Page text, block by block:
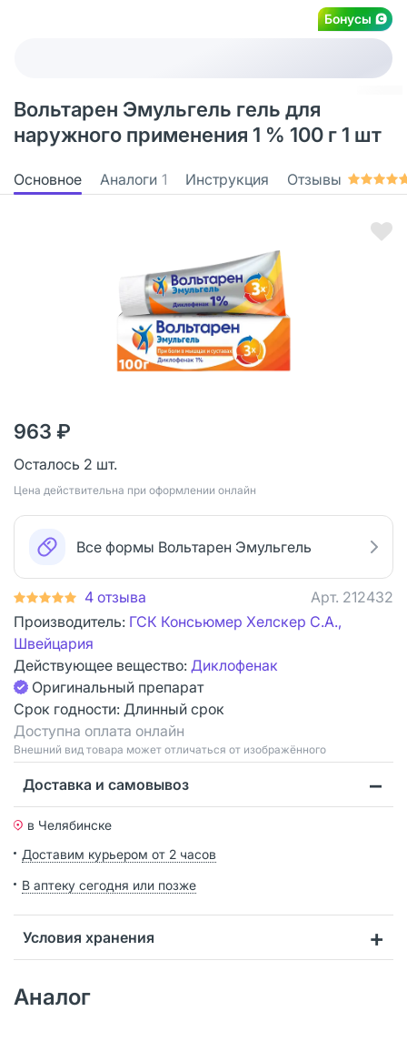
Бонусы
Вольтарен Эмульгель гель для
наружного применения 1 % 100 г 1 шт
Основное Аналоги 1 Инструкция Отзывы
963 ₽
Осталось 2 шт.
Цена действительна при оформлении онлайн
Все формы Вольтарен Эмульгель
4 отзыва Арт. 212432
Производитель: ГСК Консьюмер Хелскер С.А.,
Швейцария
Действующее вещество: Диклофенак
Оригинальный препарат
Срок годности: Длинный срок
Доступна оплата онлайн
Bнешний вид товара может отличаться от изображённого
Доставка и самовывоз
в Челябинске
Доставим курьером от 2 часов
В аптеку сегодня или позже
Условия хранения
Аналог